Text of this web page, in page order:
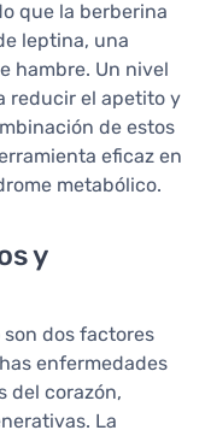
que la berberina
leptina, una
hambre. Un nivel
reducir el apetito y
de estos
eficaz en
metabólico.
y
dos factores
enfermedades
del corazón,
La